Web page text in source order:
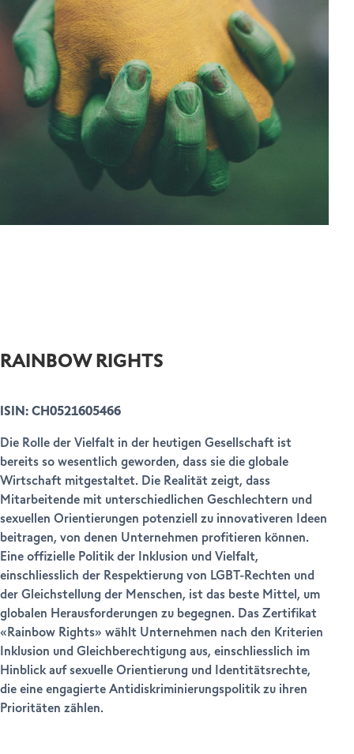
RAINBOW RIGHTS
ISIN: CH0521605466
Die Rolle der Vielfalt in der heutigen Gesellschaft ist
bereits so wesentlich geworden, dass sie die globale
Wirtschaft mitgestaltet. Die Realität zeigt, dass
Mitarbeitende mit unterschiedlichen Geschlechtern und
sexuellen Orientierungen potenziell zu innovativeren Ideen
beitragen, von denen Unternehmen profitieren können.
Eine offizielle Politik der Inklusion und Vielfalt,
einschliesslich der Respektierung von LGBT-Rechten und
der Gleichstellung der Menschen, ist das beste Mittel, um
globalen Herausforderungen zu begegnen. Das Zertifikat
«Rainbow Rights» wählt Unternehmen nach den Kriterien
Inklusion und Gleichberechtigung aus, einschliesslich im
Hinblick auf sexuelle Orientierung und Identitätsrechte,
die eine engagierte Antidiskriminierungspolitik zu ihren
Prioritäten zählen.